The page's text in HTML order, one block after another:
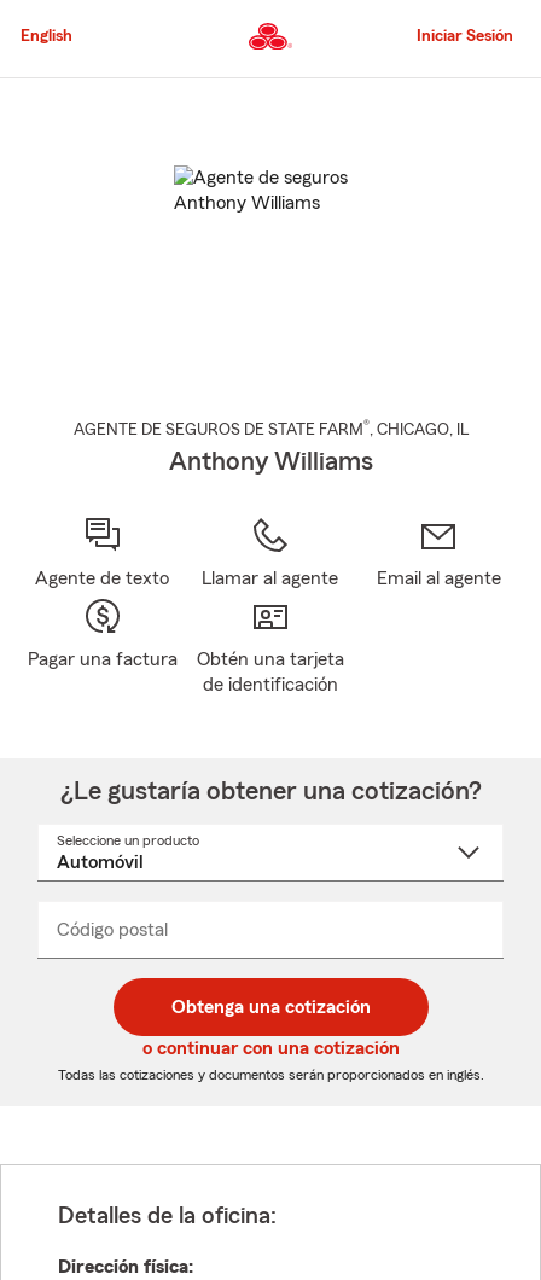
al
principal
English Iniciar Sesión
AGENTE DE SEGUROS DE STATE FARM®, CHICAGO, IL
Anthony Williams
Agente de texto Llamar al agente Email al agente
Pagar una factura
Obtén una tarjeta
de identificación
¿Le gustaría obtener una cotización?
Seleccione un producto
desplegable
Código postal
de
5
dígitos
de
5
dígitos
_____
Obtenga una cotización
o continuar con una cotización
Todas las cotizaciones y documentos serán proporcionados en inglés.
Detalles de la oficina:
Dirección física: